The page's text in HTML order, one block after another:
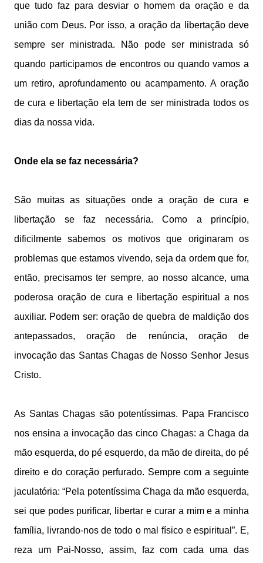
que tudo faz para desviar o homem da oração e da
união com Deus. Por isso, a oração da libertação deve
sempre ser ministrada. Não pode ser ministrada só
quando participamos de encontros ou quando vamos a
um retiro, aprofundamento ou acampamento. A oração
de cura e libertação ela tem de ser ministrada todos os
dias da nossa vida.
Onde ela se faz necessária?
São muitas as situações onde a oração de cura e
libertação se faz necessária. Como a princípio,
dificilmente sabemos os motivos que originaram os
problemas que estamos vivendo, seja da ordem que for,
então, precisamos ter sempre, ao nosso alcance, uma
poderosa oração de cura e libertação espiritual
a nos
auxiliar. Podem ser: oração de quebra de maldição dos
antepassados, oração de renúncia, oração de
invocação das Santas Chagas de Nosso Senhor Jesus
Cristo.
As Santas Chagas são potentíssimas. Papa Francisco
nos ensina a invocação das cinco Chagas: a Chaga da
mão esquerda, do pé esquerdo, da mão de direita, do pé
direito e do coração perfurado. Sempre com a seguinte
jaculatória: “Pela potentíssima Chaga da mão esquerda,
sei que podes purificar, libertar e curar a mim e a minha
família, livrando-nos de todo o mal físico e espiritual”. E,
reza um Pai-Nosso, assim, faz com cada uma das